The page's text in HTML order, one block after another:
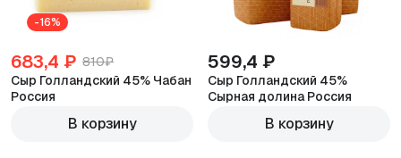
-16%
683,4 ₽ 810₽
Сыр Голландский 45% Чабан
Россия
В корзину
599,4 ₽
Сыр Голландский 45%
Сырная долина Россия
В корзину